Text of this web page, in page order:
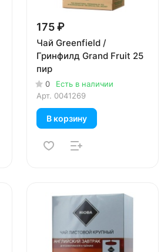
175 ₽
Чай Greenfield /
Гринфилд Grand Fruit 25
пир
0
Есть в наличии
Арт. 0041269
В корзину